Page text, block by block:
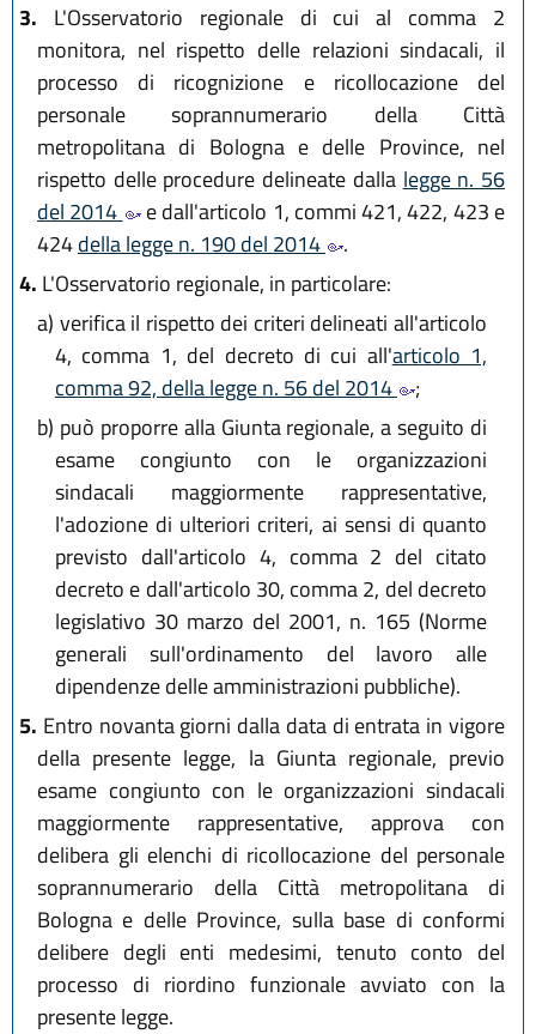
3. L'Osservatorio regionale di cui al comma 2
monitora, nel rispetto delle relazioni sindacali, il
processo di ricognizione e ricollocazione del
personale soprannumerario della Città
metropolitana di Bologna e delle Province, nel
rispetto delle procedure delineate dalla legge n. 56
del 2014
e dall'articolo 1, commi 421, 422, 423 e
424della legge n. 190 del 2014
.
4. L'Osservatorio regionale, in particolare:
a) verifica il rispetto dei criteri delineati all'articolo
4, comma 1, del decreto di cui all'articolo 1,
comma 92, della legge n. 56 del 2014
;
b) può proporre alla Giunta regionale, a seguito di
esame congiunto con le organizzazioni
sindacali maggiormente rappresentative,
l'adozione di ulteriori criteri, ai sensi di quanto
previsto dall'articolo 4, comma 2 del citato
decreto e dall'articolo 30, comma 2, del decreto
legislativo 30 marzo del 2001, n. 165 (Norme
generali sull'ordinamento del lavoro alle
dipendenze delle amministrazioni pubbliche).
5. Entro novanta giorni dalla data di entrata in vigore
della presente legge, la Giunta regionale, previo
esame congiunto con le organizzazioni sindacali
maggiormente rappresentative, approva con
delibera gli elenchi di ricollocazione del personale
soprannumerario della Città metropolitana di
Bologna e delle Province, sulla base di conformi
delibere degli enti medesimi, tenuto conto del
processo di riordino funzionale avviato con la
presente legge.